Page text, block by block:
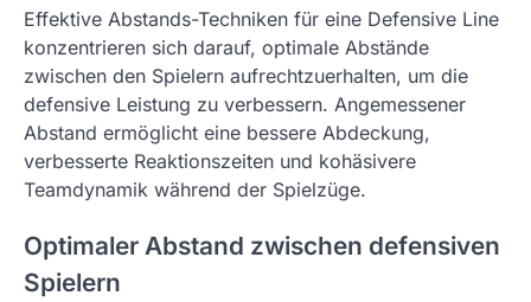
Effektive Abstands-Techniken für eine Defensive Line
konzentrieren sich darauf, optimale Abstände
zwischen den Spielern aufrechtzuerhalten, um die
defensive Leistung zu verbessern. Angemessener
Abstand ermöglicht eine bessere Abdeckung,
verbesserte Reaktionszeiten und kohäsivere
Teamdynamik während der Spielzüge.
Optimaler Abstand zwischen defensiven
Spielern